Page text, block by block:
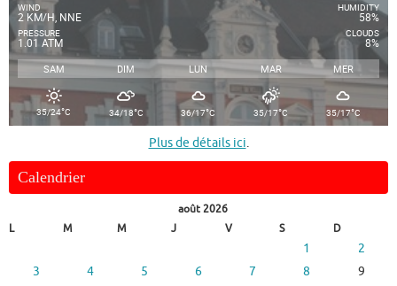
WIND
2 KM/H, NNE
PRESSURE
1.01 ATM
HUMIDITY
58%
CLOUDS
8%
SAM DIM LUN MAR MER
35/24°C 34/18°C 36/17°C 35/17°C 35/17°C
Plus de détails ici.
Calendrier
août 2026
L
M M J V S D
1
2
3
4 5 6 7 8
9